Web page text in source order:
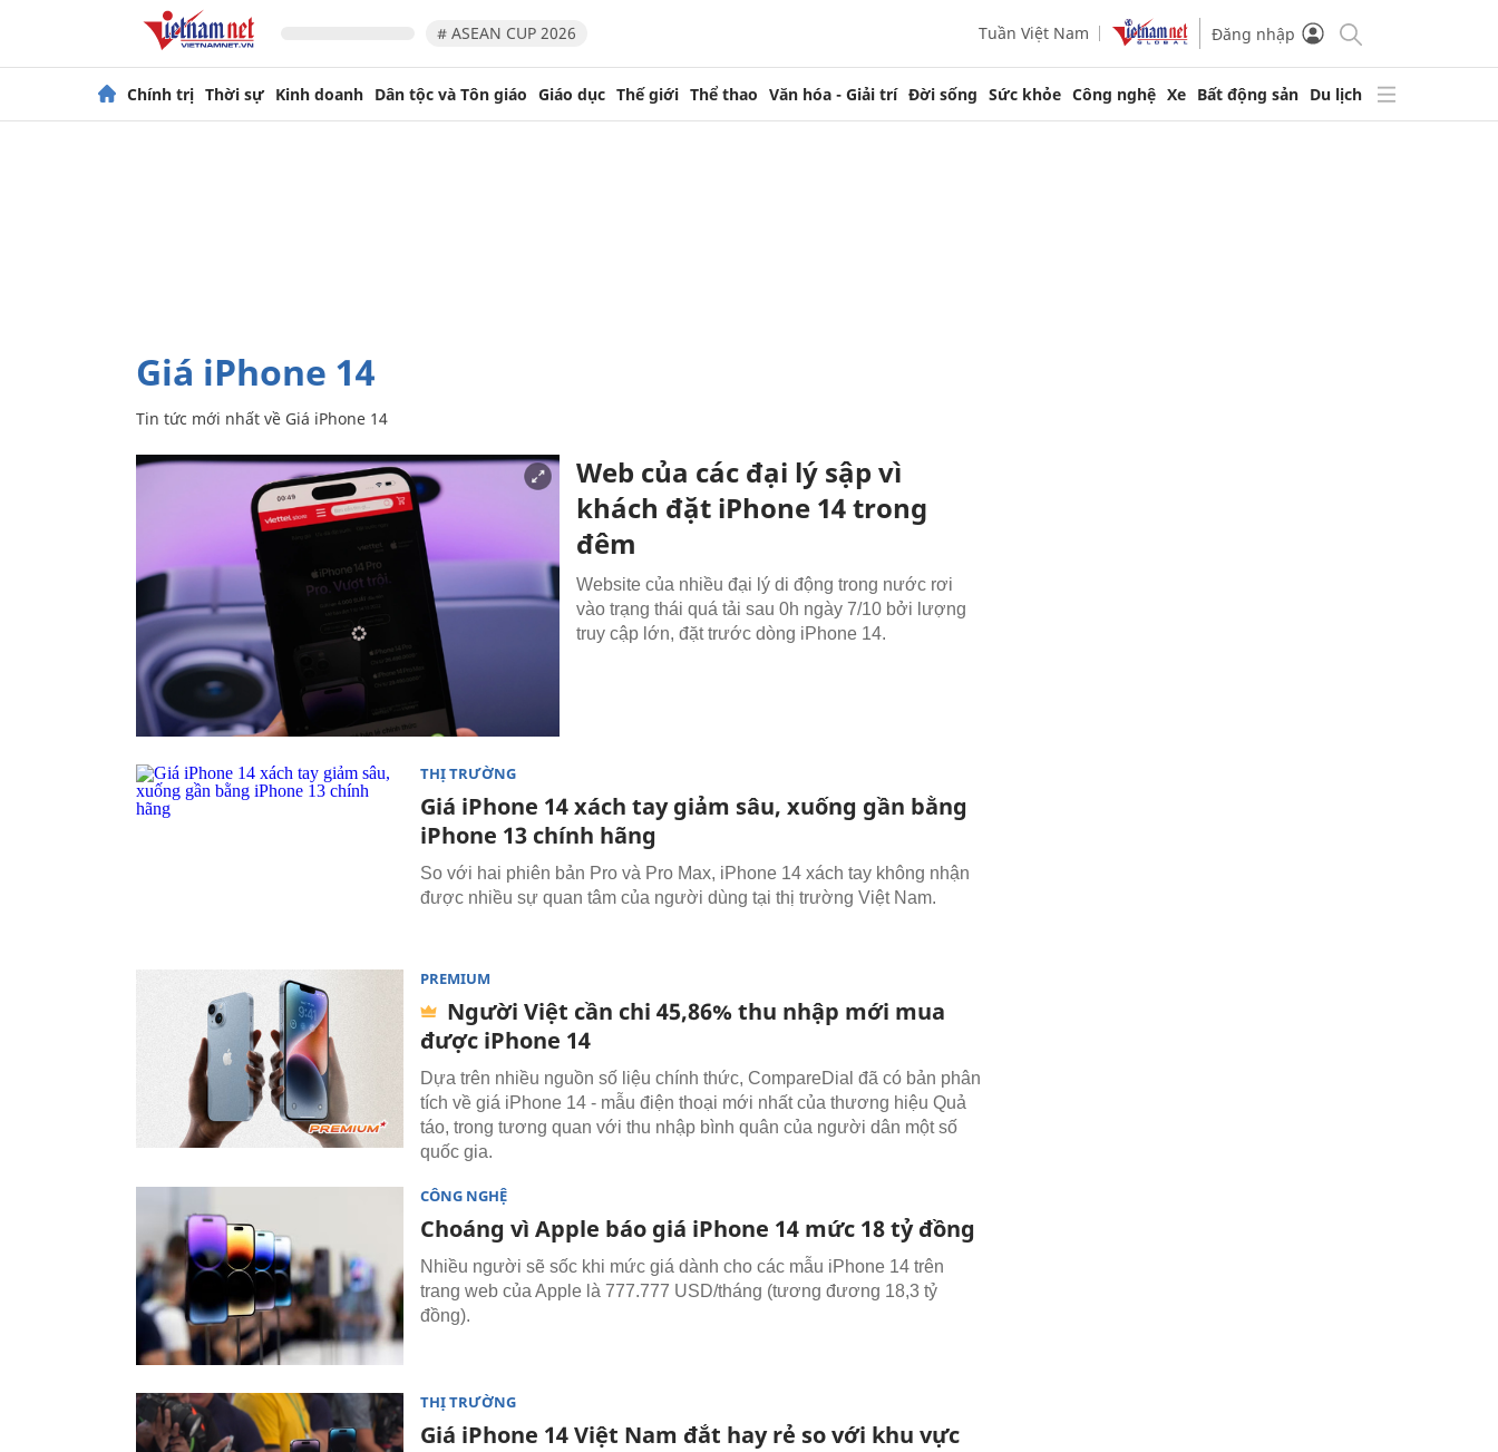
# ASEAN CUP 2026 Tuần Việt Nam Đăng nhập
Chính trị Thời sự Kinh doanh Dân tộc và Tôn giáo Giáo dục Thế giới Thể thao Văn hóa - Giải trí Đời sống Sức khỏe Công nghệ Xe Bất động sản Du lịch
Giá iPhone 14
Tin tức mới nhất về Giá iPhone 14
Web của các đại lý sập vì
khách đặt iPhone 14 trong
đêm
Website của nhiều đại lý di động trong nước rơi
vào trạng thái quá tải sau 0h ngày 7/10 bởi lượng
truy cập lớn, đặt trước dòng iPhone 14.
THỊ TRƯỜNG
Giá iPhone 14 xách tay giảm sâu, xuống gần bằng
iPhone 13 chính hãng
So với hai phiên bản Pro và Pro Max, iPhone 14 xách tay không nhận
được nhiều sự quan tâm của người dùng tại thị trường Việt Nam.
PREMIUM
Người Việt cần chi 45,86% thu nhập mới mua
được iPhone 14
Dựa trên nhiều nguồn số liệu chính thức, CompareDial đã có bản phân
tích về giá iPhone 14 - mẫu điện thoại mới nhất của thương hiệu Quả
táo, trong tương quan với thu nhập bình quân của người dân một số
quốc gia.
CÔNG NGHỆ
Choáng vì Apple báo giá iPhone 14 mức 18 tỷ đồng
Nhiều người sẽ sốc khi mức giá dành cho các mẫu iPhone 14 trên
trang web của Apple là 777.777 USD/tháng (tương đương 18,3 tỷ
đồng).
THỊ TRƯỜNG
Giá iPhone 14 Việt Nam đắt hay rẻ so với khu vực